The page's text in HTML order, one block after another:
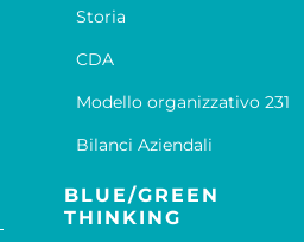
Storia
CDA
Modello organizzativo 231
Bilanci Aziendali
BLUE/GREEN
THINKING